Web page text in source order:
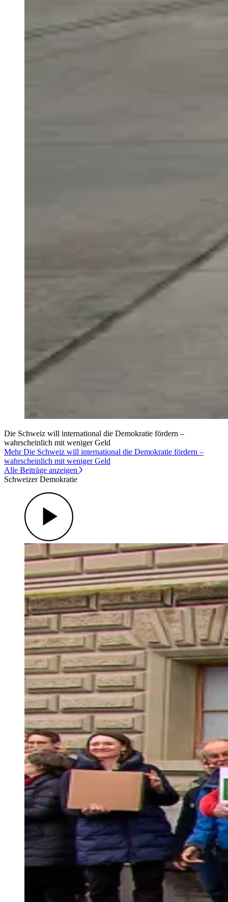
Die Schweiz will international die Demokratie fördern –
wahrscheinlich mit weniger Geld
Mehr Die Schweiz will international die Demokratie fördern –
wahrscheinlich mit weniger Geld
Alle Beiträge anzeigen
Schweizer Demokratie